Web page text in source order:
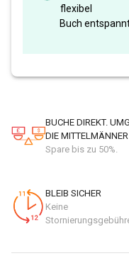
flexibel
Buch
BUCHE DIREKT.
DIE MITTELMÄNNER
Spare bis zu 50%.
BLEIB SICHER
Keine